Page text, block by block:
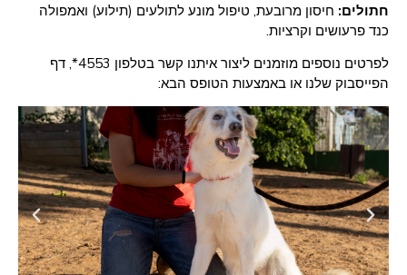
חתולים: חיסון מרובעת, טיפול מונע לתולעים (תילוע) ואמפולה
כנד פרעושים וקרציות.
לפרטים נוספים מוזמנים ליצור איתנו קשר בטלפון 4553*, דף
הפייסבוק שלנו או באמצעות הטופס הבא: